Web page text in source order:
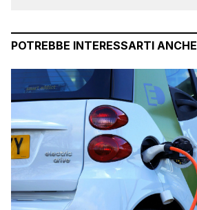
POTREBBE INTERESSARTI ANCHE